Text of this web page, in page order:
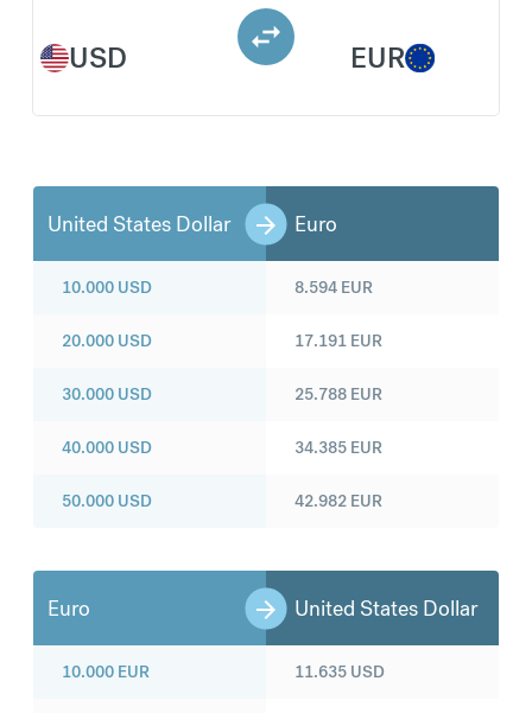
USD EUR
United States Dollar Euro
10.000 USD
20.000 USD
30.000 USD
40.000 USD
50.000 USD
8.594 EUR
17.191 EUR
25.788 EUR
34.385 EUR
42.982 EUR
Euro United States Dollar
10.000 EUR 11.635 USD